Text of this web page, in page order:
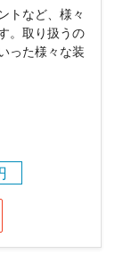
トなど、様々
。取り扱うの
った様々な装